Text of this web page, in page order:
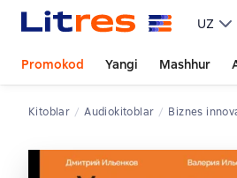
UZ
Promokod Yangi Mashhur
Kitoblar Audiokitoblar biznes